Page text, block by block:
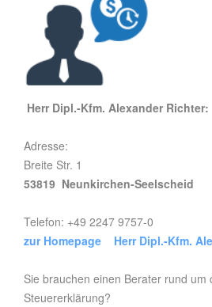
Herr Dipl.-Kfm. Alexander Richter:
Adresse:
Breite Str. 1
53819 Neunkirchen-Seelscheid
Telefon: +49 2247 9757-0
zur Homepage Herr Dipl.-Kfm.
Sie brauchen einen Berater rund um
Steuererklärung?